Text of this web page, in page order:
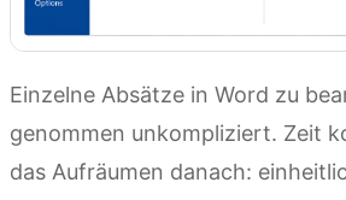
Einzelne Absätze in Word zu
genommen unkompliziert. Zeit
das Aufräumen danach: